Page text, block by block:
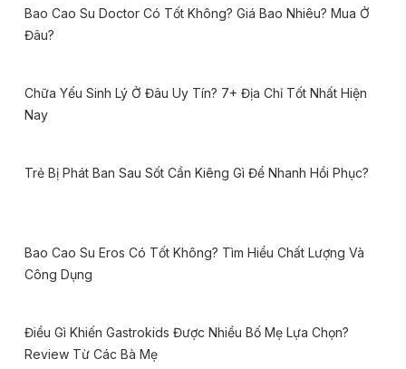
Bao Cao Su Doctor Có Tốt Không? Giá Bao Nhiêu? Mua Ở
Đâu?
Chữa Yếu Sinh Lý Ở Đâu Uy Tín? 7+ Địa Chỉ Tốt Nhất Hiện
Nay
Trẻ Bị Phát Ban Sau Sốt Cần Kiêng Gì Để Nhanh Hồi Phục?
Bao Cao Su Eros Có Tốt Không? Tìm Hiểu Chất Lượng Và
Công Dụng
Điều Gì Khiến Gastrokids Được Nhiều Bố Mẹ Lựa Chọn?
Review Từ Các Bà Mẹ